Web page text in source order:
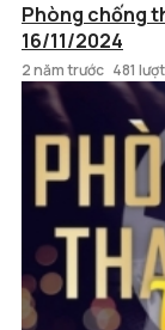
Phòng chống
16/11/2024
2 năm trước 481